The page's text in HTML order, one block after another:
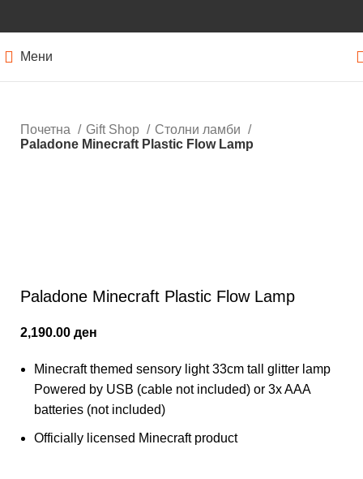
Мени
Почетна Gift Shop
Столни ламби
Paladone Minecraft Plastic Flow Lamp
Paladone Minecraft Plastic Flow Lamp
2,190.00 ден
Minecraft themed sensory light 33cm tall glitter lamp
Powered by USB (cable not included) or 3x AAA
batteries (not included)
Officially licensed Minecraft product